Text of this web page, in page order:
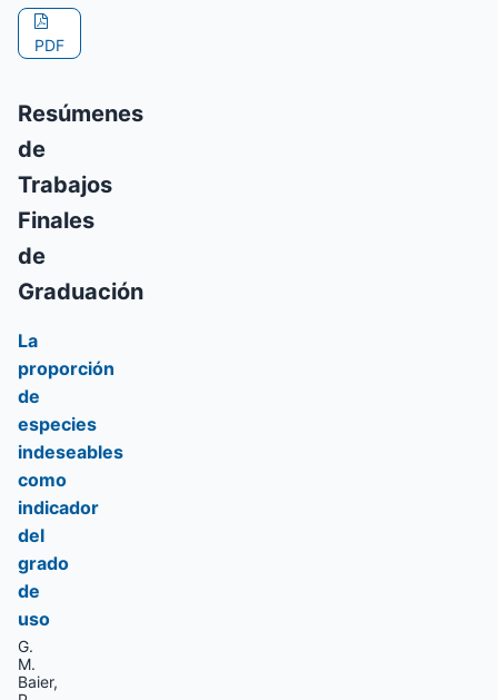
PDF
Resúmenes
de
Trabajos
Finales
de
Graduación
La
proporción
de
especies
indeseables
como
indicador
del
grado
de
uso
G.
M.
Baier,